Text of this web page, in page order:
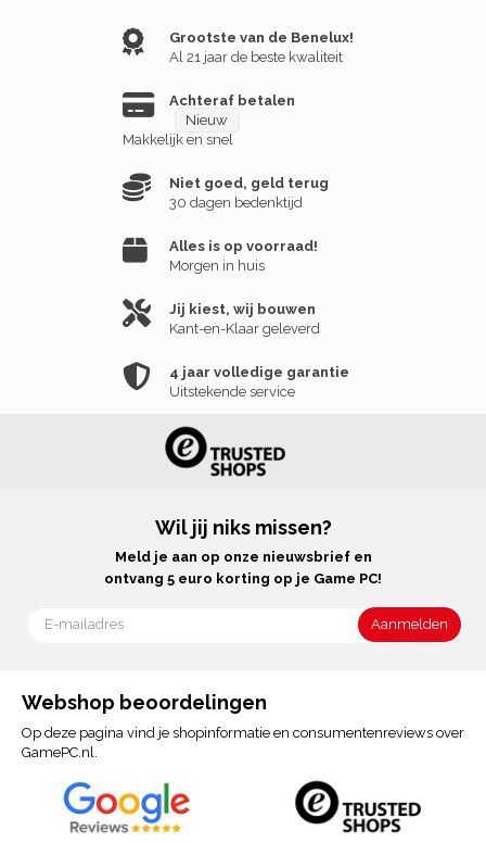
Grootste van de Benelux!
Al 21 jaar de beste kwaliteit
Achteraf betalen
Nieuw
Makkelijk en snel
Niet goed, geld terug
30 dagen bedenktijd
Alles is op voorraad!
Morgen in huis
Jij kiest, wij bouwen
Kant-en-Klaar geleverd
4 jaar volledige garantie
Uitstekende service
Wil jij niks missen?
Meld je aan op onze nieuwsbrief en
ontvang 5 euro korting op je Game PC!
Webshop beoordelingen
Op deze pagina vind je shopinformatie en consumentenreviews over
GamePC.nl.